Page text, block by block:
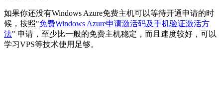
如果你还没有Windows Azure免费主机可以等待开通申请的时
候，按照"免费Windows Azure申请激活码及手机验证激活方
法" 申请，至少比一般的免费主机稳定，而且速度较好，可以
学习VPS等技术使用足够。